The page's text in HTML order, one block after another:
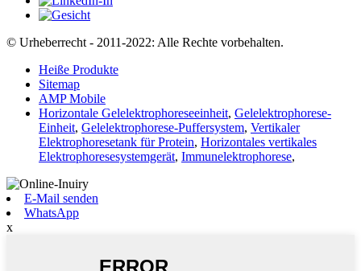
© Urheberrecht - 2011-2022: Alle Rechte vorbehalten.
Heiße Produkte
Sitemap
AMP Mobile
Horizontale Gelelektrophoreseeinheit, Gelelektrophorese-
Einheit, Gelelektrophorese-Puffersystem, Vertikaler
Elektrophoresetank für Protein, Horizontales vertikales
Elektrophoresesystemgerät, Immunelektrophorese,
E-Mail senden
WhatsApp
x